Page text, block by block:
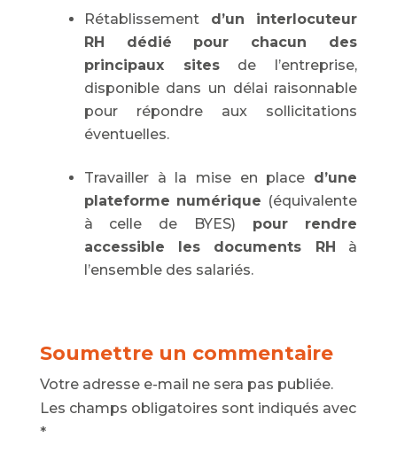
Rétablissement d’un interlocuteur
RH dédié pour chacun des
principaux sitesde l’entreprise,
disponible dans un délai raisonnable
pour répondre aux sollicitations
éventuelles.
Travailler à la mise en place d’une
plateforme numérique (équivalente
à celle de BYES) pour rendre
accessible les documents RH
à
l’ensemble des salariés.
Soumettre un commentaire
Votre adresse e-mail ne sera pas publiée.
Les champs obligatoires sont indiqués avec
*